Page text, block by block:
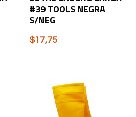
#39 TOOLS NEGRA
S/NEG
$17,75